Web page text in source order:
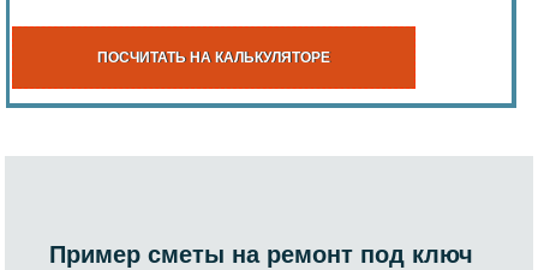
ПОСЧИТАТЬ НА КАЛЬКУЛЯТОРЕ
Пример сметы на ремонт под ключ